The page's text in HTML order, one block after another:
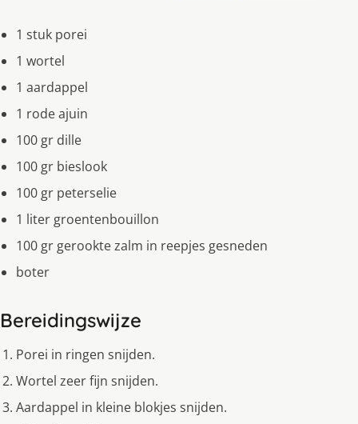
1 stuk porei
1 wortel
1 aardappel
1 rode ajuin
100 gr dille
100 gr bieslook
100 gr peterselie
1 liter groentenbouillon
100 gr gerookte zalm in reepjes gesneden
boter
Bereidingswijze
Porei in ringen snijden.
Wortel zeer fijn snijden.
Aardappel in kleine blokjes snijden.